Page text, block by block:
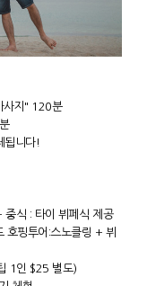
사지" 120분
됩니다!
식 : 타이 뷔페식 제공
호핑투어:스노클링 + 뷔
1인 $25 별도)